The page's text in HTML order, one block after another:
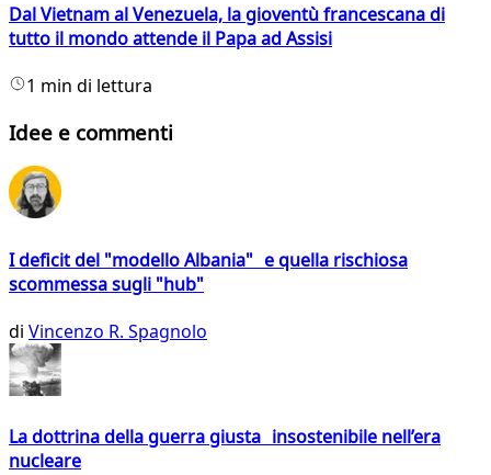
Dal Vietnam al Venezuela, la gioventù francescana di
tutto il mondo attende il Papa ad Assisi
1 min di lettura
Idee e commenti
I deficit del "modello Albania" e quella rischiosa
scommessa sugli "hub"
di Vincenzo R. Spagnolo
La dottrina della guerra giusta insostenibile nell’era
nucleare